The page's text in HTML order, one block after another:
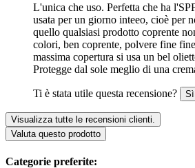
L'unica che uso. Perfetta che ha
usata per un giorno inteeo, cioè per
quello qualsiasi prodotto coprente
colori, ben coprente, polvere fine
massima copertura si usa un bel
Protegge dal sole meglio di una
Ti è stata utile questa recensione? Sì
Visualizza tutte le recensioni clienti.
Valuta questo prodotto
Categorie preferite: